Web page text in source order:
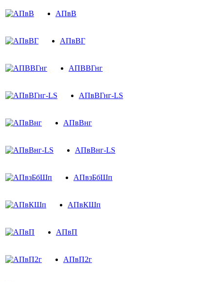
АПвВ
АПвВГ
АПВВГнг
АПвВГнг-LS
АПвВнг
АПвВнг-LS
АПвзБбШп
АПвКШп
АПвП
АПвП2г